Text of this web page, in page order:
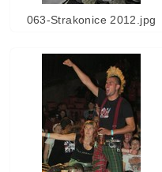
063-Strakonice 2012.jpg